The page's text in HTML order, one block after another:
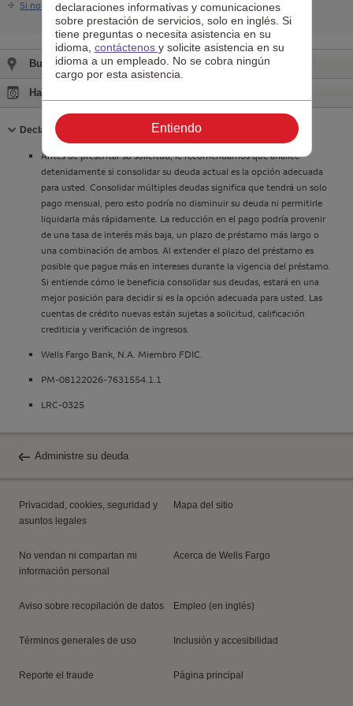
Si no tiene la app, descárguela aquí
Busque sucursal
Haga una cita
Declaraciones informativas
Contraiga
Antes de presentar su solicitud, le recomendamos que analice
detenidamente si consolidar su deuda actual es la opción adecuada
para usted. Consolidar múltiples deudas significa que tendrá un solo
pago mensual, pero esto podría no disminuir su deuda ni permitirle
liquidarla más rápidamente. La reducción en el pago podría provenir
de una tasa de interés más baja, un plazo de préstamo más largo o
una combinación de ambos. Al extender el plazo del préstamo es
posible que pague más en intereses durante la vigencia del préstamo.
Si entiende cómo le beneficia consolidar sus deudas, estará en una
mejor posición para decidir si es la opción adecuada para usted. Las
cuentas de crédito nuevas están sujetas a solicitud, calificación
crediticia y verificación de ingresos.
Wells Fargo Bank, N.A. Miembro FDIC.
PM-08122026-7631554.1.1
LRC-0325
Administre su deuda
declaraciones informativas y comunicaciones
sobre prestación de servicios, solo en inglés. Si
tiene preguntas o necesita asistencia en su
idioma, contáctenos y solicite asistencia en su
idioma a un empleado. No se cobra ningún
cargo por esta asistencia.
Entiendo
Privacidad, cookies, seguridad y
asuntos legales
Mapa del sitio
No vendan ni compartan mi
información personal
Acerca de Wells Fargo
Aviso sobre recopilación de datos Empleo (en inglés)
Términos generales de uso Inclusión y accesibilidad
Reporte el fraude Página principal